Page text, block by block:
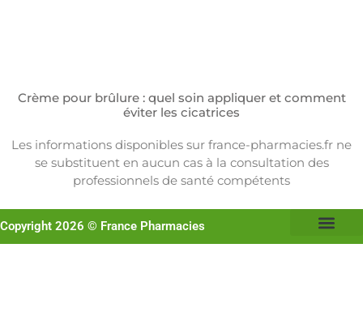
Crème pour brûlure : quel soin appliquer et comment
éviter les cicatrices
Les informations disponibles sur france-pharmacies.fr ne
se substituent en aucun cas à la consultation des
professionnels de santé compétents
Copyright 2026 © France Pharmacies